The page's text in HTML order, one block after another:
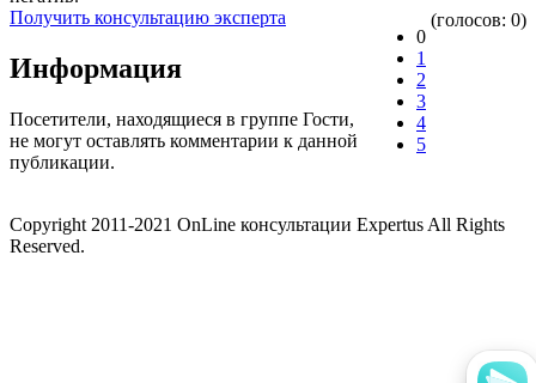
Получить консультацию эксперта
0
1
2
3
4
5
(голосов: 0)
Информация
Посетители, находящиеся в группе Гости,
не могут оставлять комментарии к данной
публикации.
Copyright 2011-2021 OnLine консультации Expertus All Rights
Reserved.